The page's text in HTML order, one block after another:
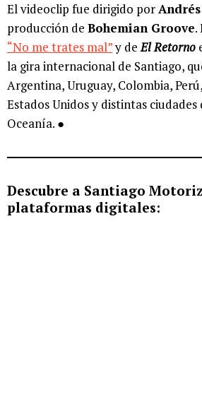
El videoclip fue dirigido porAndrés
producción de Bohemian Groove.
“No me trates mal”y deEl Retorno
la gira internacional de Santiago,
Argentina, Uruguay, Colombia,
Estados Unidos y distintas ciudades
Oceanía. ●
Descubre a Santiago
plataformas digitales: